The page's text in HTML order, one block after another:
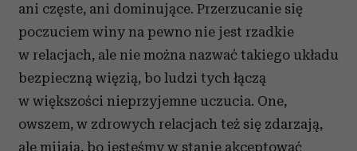
ani częste, ani dominujące. Przerzucanie się
poczuciem winy na pewno nie jest rzadkie
w relacjach, ale nie można nazwać takiego układu
bezpieczną więzią, bo ludzi tych łączą
w większości nieprzyjemne uczucia. One,
owszem, w zdrowych relacjach też się zdarzają,
ale mijają, bo jesteśmy w stanie akceptować